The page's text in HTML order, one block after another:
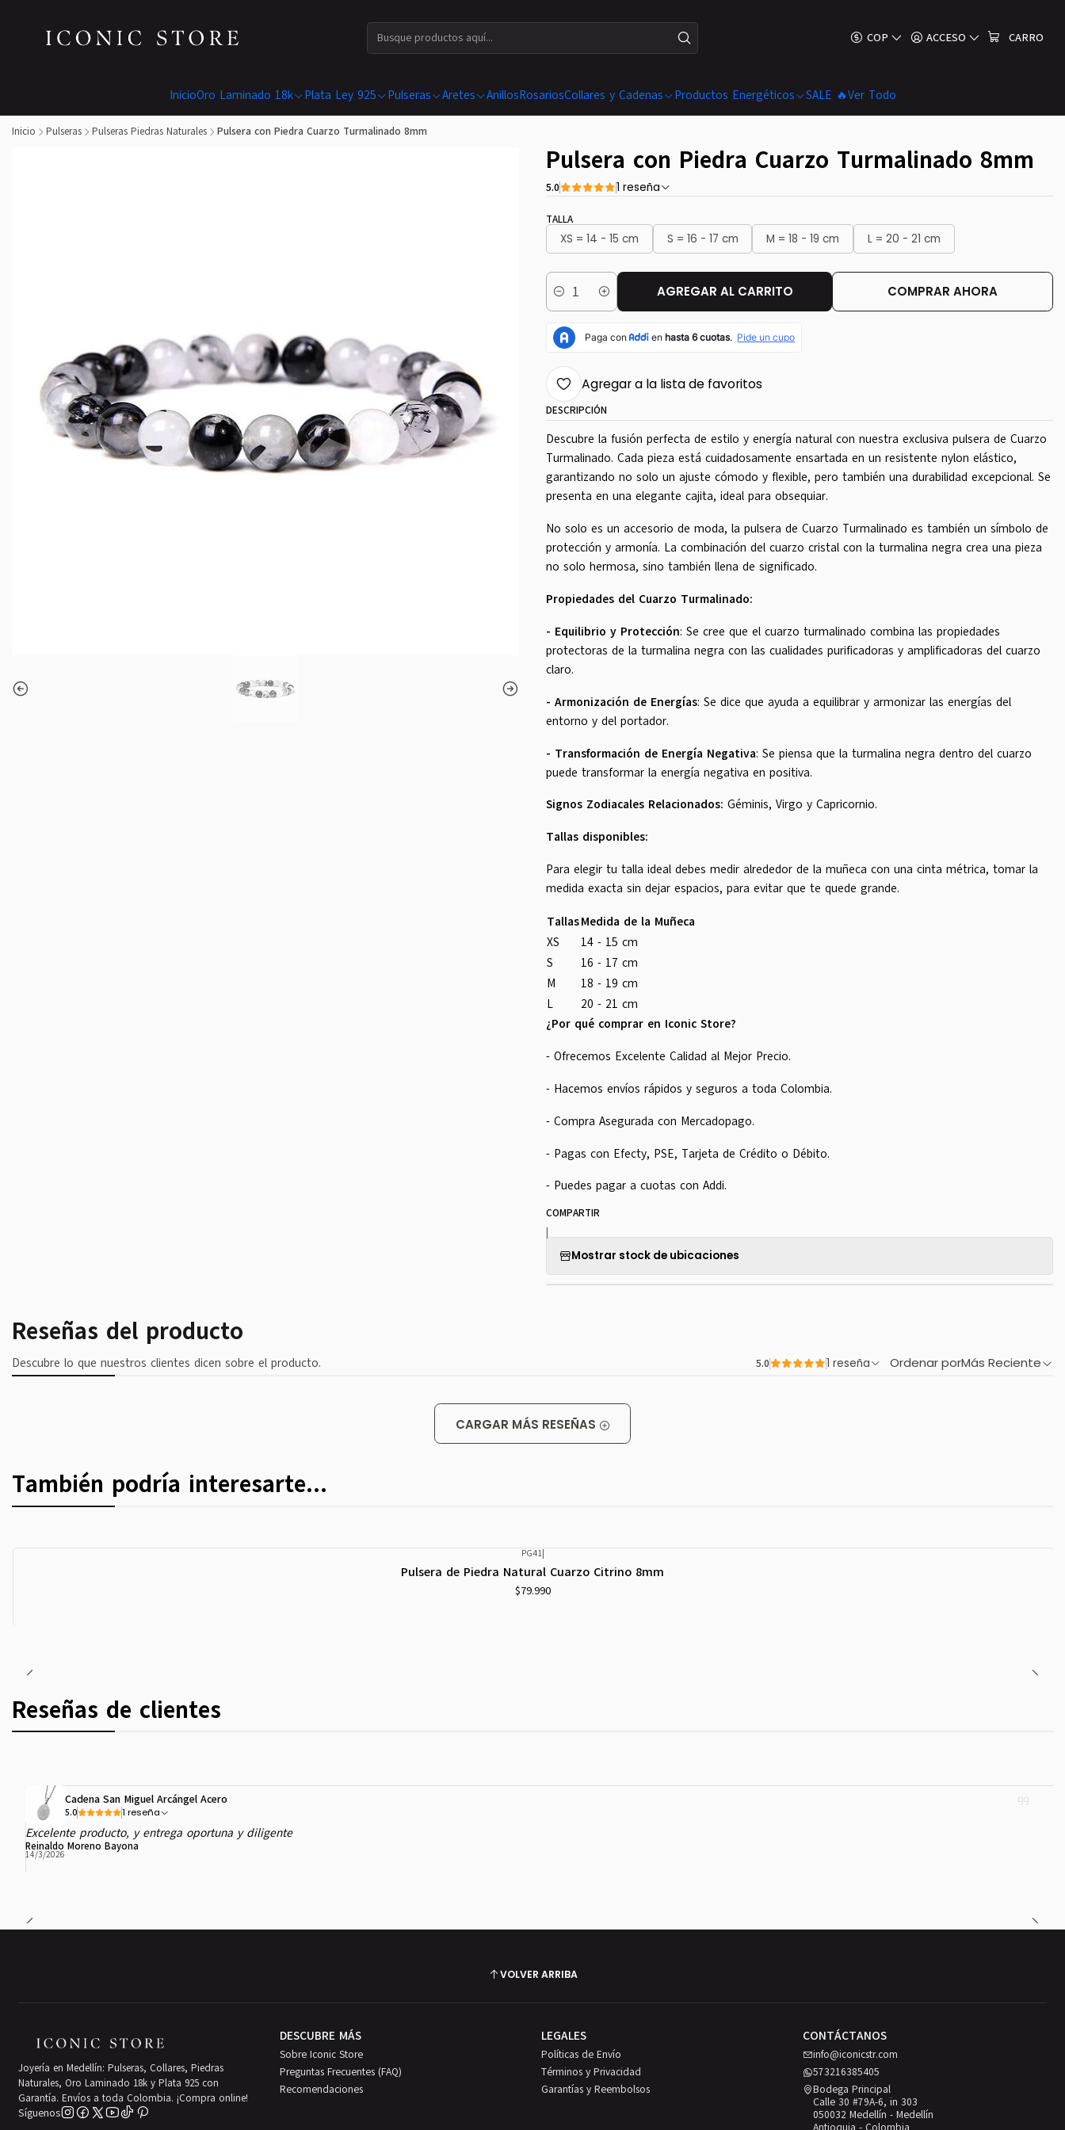
COP ACCESO CARRO
InicioOro Laminado 18k Plata Ley 925 Pulseras Aretes AnillosRosariosCollares y Cadenas Productos Energéticos SALE 🔥Ver Todo
Inicio Pulseras Pulseras Piedras Naturales Pulsera con Piedra Cuarzo Turmalinado 8mm
Pulsera con Piedra Cuarzo Turmalinado 8mm
5.0 1 reseña
TALLA
XS = 14 - 15 cm S = 16 - 17 cm M = 18 - 19 cm L = 20 - 21 cm
Cantidad AGREGAR AL CARRITO COMPRAR AHORA
Agregar a la lista de favoritos
DESCRIPCIÓN
Descubre la fusión perfecta de estilo y energía natural con nuestra exclusiva pulsera de Cuarzo
Turmalinado. Cada pieza está cuidadosamente ensartada en un resistente nylon elástico,
garantizando no solo un ajuste cómodo y flexible, pero también una durabilidad excepcional. Se
presenta en una elegante cajita, ideal para obsequiar.
No solo es un accesorio de moda, la pulsera de Cuarzo Turmalinado es también un símbolo de
protección y armonía. La combinación del cuarzo cristal con la turmalina negra crea una pieza
no solo hermosa, sino también llena de significado.
Propiedades del Cuarzo Turmalinado:
- Equilibrio y Protección: Se cree que el cuarzo turmalinado combina las propiedades
protectoras de la turmalina negra con las cualidades purificadoras y amplificadoras del cuarzo
claro.
- Armonización de Energías: Se dice que ayuda a equilibrar y armonizar las energías del
entorno y del portador.
- Transformación de Energía Negativa: Se piensa que la turmalina negra dentro del cuarzo
puede transformar la energía negativa en positiva.
Signos Zodiacales Relacionados: Géminis, Virgo y Capricornio.
Tallas disponibles:
Para elegir tu talla ideal debes medir alrededor de la muñeca con una cinta métrica, tomar la
medida exacta sin dejar espacios, para evitar que te quede grande.
TallasMedida de la Muñeca
XS
14 - 15 cm
S
16 - 17 cm
M
18 - 19 cm
L
20 - 21 cm
¿Por qué comprar en Iconic Store?
- Ofrecemos Excelente Calidad al Mejor Precio.
- Hacemos envíos rápidos y seguros a toda Colombia.
- Compra Asegurada con Mercadopago.
- Pagas con Efecty, PSE, Tarjeta de Crédito o Débito.
- Puedes pagar a cuotas con Addi.
COMPARTIR
|
Mostrar stock de ubicaciones
Reseñas del producto
Descubre lo que nuestros clientes dicen sobre el producto. 5.0 1 reseña Ordenar porMás Reciente
CARGAR MÁS RESEÑAS
También podría interesarte...
PG41|
Pulsera de Piedra Natural Cuarzo Citrino 8mm
$79.990
Reseñas de clientes
Cadena San Miguel Arcángel Acero
5.0 1 reseña
Excelente producto, y entrega oportuna y diligente
Reinaldo Moreno Bayona
14/3/2026
VOLVER ARRIBA
Joyería en Medellín: Pulseras, Collares, Piedras
Naturales, Oro Laminado 18k y Plata 925 con
Garantía. Envíos a toda Colombia. ¡Compra online!
Síguenos
DESCUBRE MÁS
Sobre Iconic Store
Preguntas Frecuentes (FAQ)
Recomendaciones
LEGALES
Políticas de Envío
Términos y Privacidad
Garantías y Reembolsos
CONTÁCTANOS
info@iconicstr.com
573216385405
Bodega Principal
Calle 30 #79A-6, in 303
050032 Medellín - Medellín